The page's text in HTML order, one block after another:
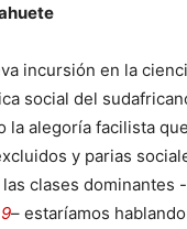
incursión en la
social del
la alegoría facilista
y parias
clases dominantes
– estaríamos